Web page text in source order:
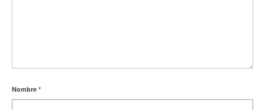
Nombre *